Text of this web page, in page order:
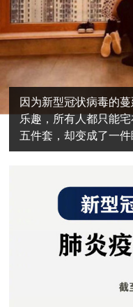
因为新型冠状病毒的
乐趣，所有人都只能
五件套，却变成了一件